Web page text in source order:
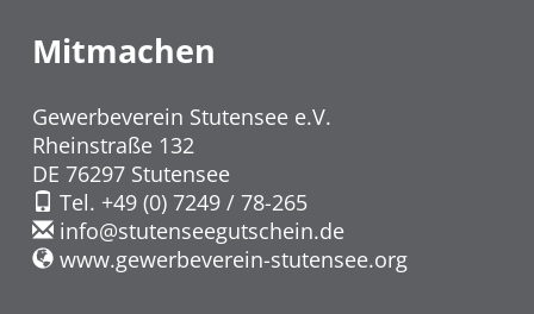
Mitmachen
Gewerbeverein Stutensee e.V.
Rheinstraße 132
DE 76297 Stutensee
Tel. +49 (0) 7249 / 78-265
info@stutenseegutschein.de
www.gewerbeverein-stutensee.org